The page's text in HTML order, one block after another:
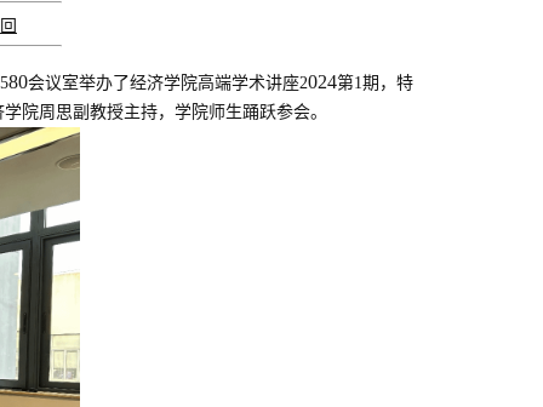
80会议室举办了经济学院高端学术讲座2024第1期，特
院周思副教授主持，学院师生踊跃参会。